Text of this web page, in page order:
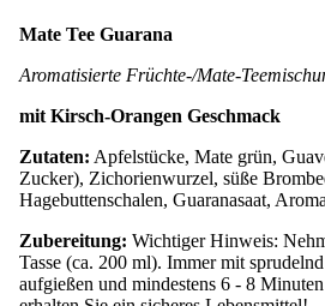
Mate Tee Guarana
Aromatisierte Früchte-/Mate-
mit Kirsch-Orangen Geschmack
Zutaten: Apfelstücke, Mate grün,
Zucker), Zichorienwurzel, süße
Hagebuttenschalen, Guaranasaat,
Zubereitung: Wichtiger Hinweis:
Tasse (ca. 200 ml). Immer mit
aufgießen und mindestens 6 - 8